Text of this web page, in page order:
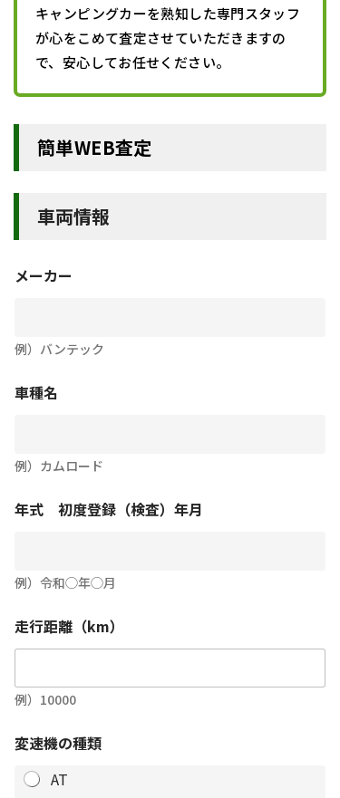
キャンピングカーを熟知した専門スタッフ
が心をこめて査定させていただきますの
で、安心してお任せください。
簡単WEB査定
車両情報
メーカー
例）バンテック
車種名
例）カムロード
年式 初度登録（検査）年月
例）令和◯年◯月
走行距離（km）
例）10000
変速機の種類
AT